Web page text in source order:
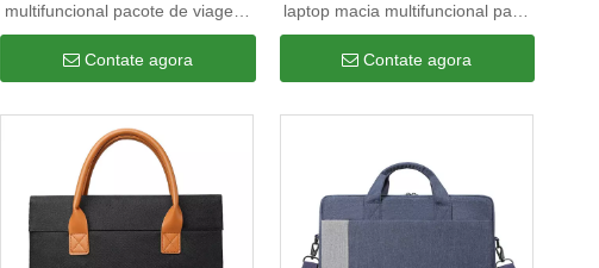
multifuncional pacote de viagem
portátil tiracolo ombro bolsa para
laptop bolsa masculina para
computador
Contate agora
laptop macia multifuncional para
computador personalizada Bolsa
mensageiro para laptop
masculino
Contate agora